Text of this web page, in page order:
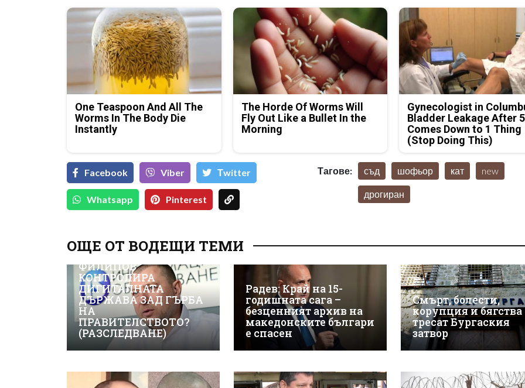
One Teaspoon And All The
Worms In The Body Die
Instantly
The Horde Of Worms Will
Fly Out Like a Bullet In the
Morning
Gynecologist in
Bladder Leakage After
Comes Down to 1 Thing
(Stop Doing This)
Facebook Viber Тwitter
Whatsapp Pinterest
Тагове: съд шофьор кат new
дрогиран
ОЩЕ ОТ ВОДЕЩИ ТЕМИ
ВИЖТЕ КАК ИВАЙЛО
ФИЛИПОВ
КОНТРОЛИРА
ДИГИТАЛНАТА
ДЪРЖАВА ЗАД ГЪРБА
НА
ПРАВИТЕЛСТВОТО?
(РАЗСЛЕДВАНЕ)
Радев: Край на 15-
годишната сага –
безценният архив на
македонските българи
е спасен
Смърт, болести,
корупция и бягства
тресат Бургаския
затвор